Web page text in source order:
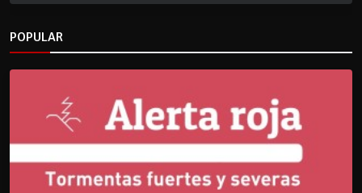
POPULAR